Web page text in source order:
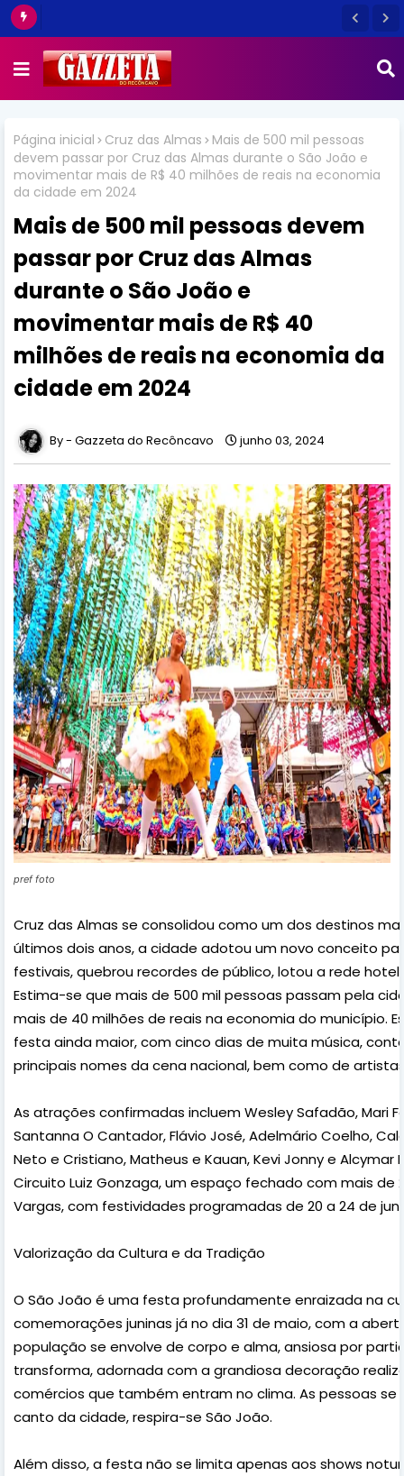
Página inicial Cruz das Almas
Mais de 500 mil pessoas
devem passar por Cruz das Almas durante o São João e
movimentar mais de R$ 40 milhões de reais na economia
da cidade em 2024
Mais de 500 mil pessoas devem
passar por Cruz das Almas
durante o São João e
movimentar mais de R$ 40
milhões de reais na economia da
cidade em 2024
Gazzeta do Recôncavo junho 03, 2024
pref foto
Cruz das Almas se consolidou como um dos destinos
últimos dois anos, a cidade adotou um novo conceito
festivais, quebrou recordes de público, lotou a rede
Estima-se que mais de 500 mil pessoas passam pela
mais de 40 milhões de reais na economia do município.
festa ainda maior, com cinco dias de muita música,
principais nomes da cena nacional, bem como de
As atrações confirmadas incluem Wesley Safadão, Mari
Santanna O Cantador, Flávio José, Adelmário Coelho,
Neto e Cristiano, Matheus e Kauan, Kevi Jonny e
Circuito Luiz Gonzaga, um espaço fechado com mais de
Vargas, com festividades programadas de 20 a 24 de
Valorização da Cultura e da Tradição
O São João é uma festa profundamente enraizada na
comemorações juninas já no dia 31 de maio, com a
população se envolve de corpo e alma, ansiosa por
transforma, adornada com a grandiosa decoração
comércios que também entram no clima. As pessoas
canto da cidade, respira-se São João.
Além disso, a festa não se limita apenas aos shows